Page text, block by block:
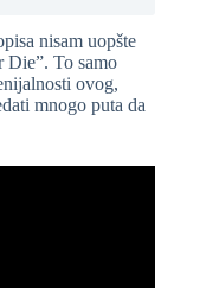
nisam uopšte
Die”. To samo
ovog,
mnogo puta da